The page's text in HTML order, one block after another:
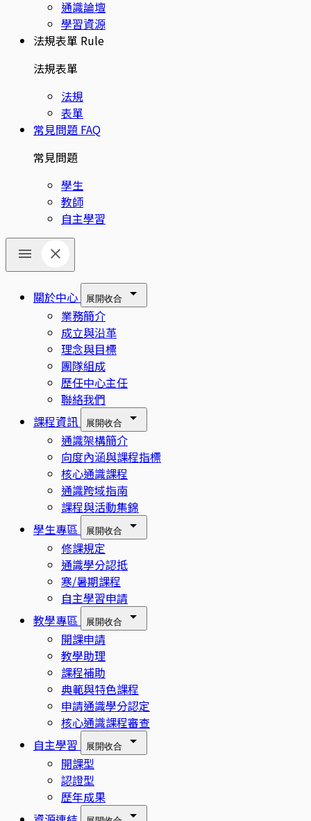
通識論壇
學習資源
法規表單 Rule
法規表單
法規
表單
常見問題 FAQ
常見問題
學生
教師
自主學習
關於中心 展開收合
業務簡介
成立與沿革
理念與目標
團隊組成
歷任中心主任
聯絡我們
課程資訊
展開收合
通識架構簡介
向度內涵與課程指標
核心通識課程
通識跨域指南
課程與活動集錦
學生專區
展開收合
修課規定
通識學分認抵
寒/暑期課程
自主學習申請
教學專區
展開收合
開課申請
教學助理
課程補助
典範與特色課程
申請通識學分認定
核心通識課程審查
自主學習
展開收合
開課型
認證型
歷年成果